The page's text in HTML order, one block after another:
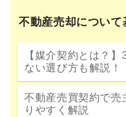
不動産売却について
【媒介契約とは？
ない選び方も解説！
不動産売買契約で売
りやすく解説